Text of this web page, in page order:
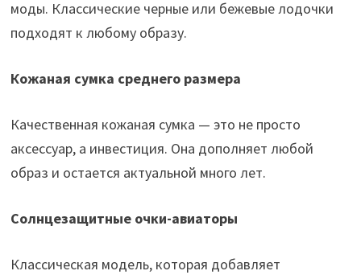
моды. Классические черные или бежевые лодочки
подходят к любому образу.
Кожаная сумка среднего размера
Качественная кожаная сумка — это не просто
аксессуар, а инвестиция. Она дополняет любой
образ и остается актуальной много лет.
Солнцезащитные очки-авиаторы
Классическая модель, которая добавляет